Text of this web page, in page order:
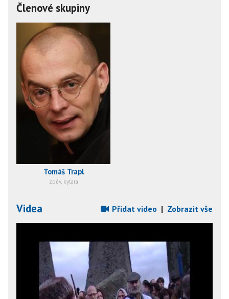
Členové skupiny
Tomáš Trapl
zpěv, kytara
Videa Přidat video | Zobrazit vše